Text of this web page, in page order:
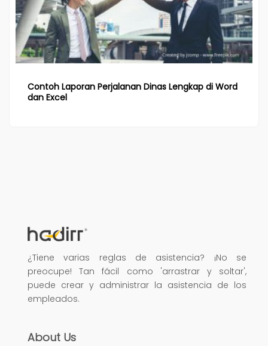
Contoh Laporan Perjalanan Dinas Lengkap di Word
dan Excel
¿Tiene varias reglas de asistencia? ¡No se
preocupe! Tan fácil como 'arrastrar y soltar',
puede crear y administrar la asistencia de los
empleados.
About Us